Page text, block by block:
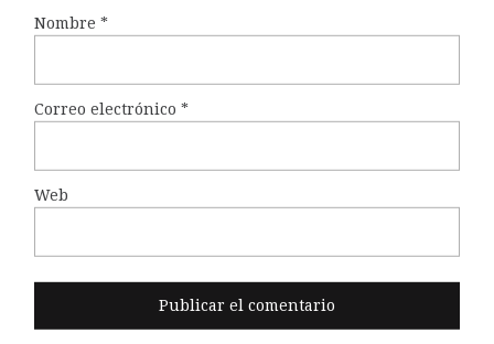
Nombre *
Correo electrónico *
Web